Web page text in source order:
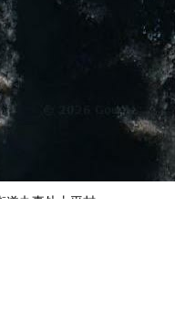
办事处太平村。